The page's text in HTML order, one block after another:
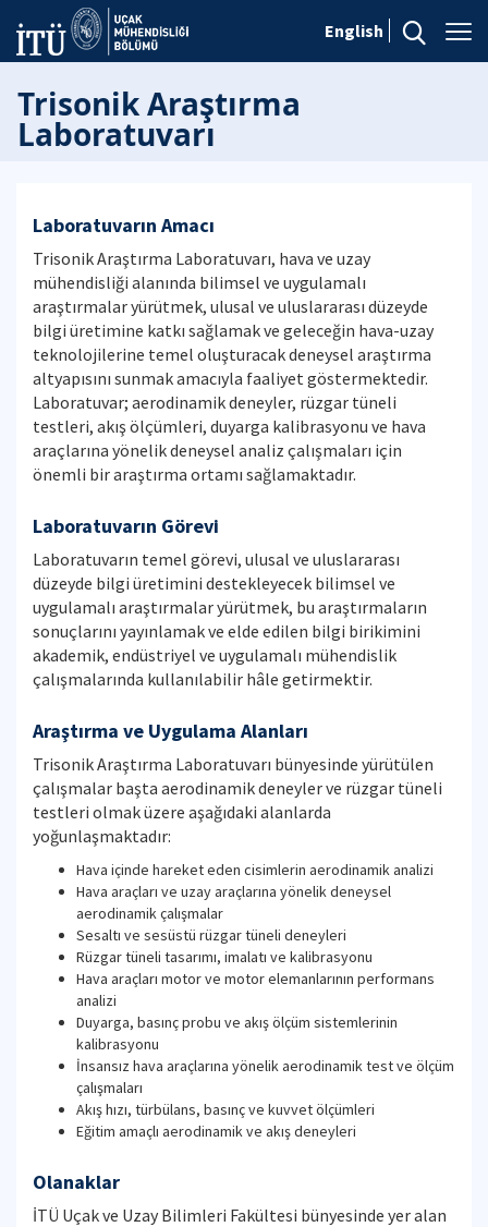
English
Trisonik Araştırma
Laboratuvarı
Laboratuvarın Amacı
Trisonik Araştırma Laboratuvarı, hava ve uzay
mühendisliği alanında bilimsel ve uygulamalı
araştırmalar yürütmek, ulusal ve uluslararası düzeyde
bilgi üretimine katkı sağlamak ve geleceğin hava-uzay
teknolojilerine temel oluşturacak deneysel araştırma
altyapısını sunmak amacıyla faaliyet göstermektedir.
Laboratuvar; aerodinamik deneyler, rüzgar tüneli
testleri, akış ölçümleri, duyarga kalibrasyonu ve hava
araçlarına yönelik deneysel analiz çalışmaları için
önemli bir araştırma ortamı sağlamaktadır.
Laboratuvarın Görevi
Laboratuvarın temel görevi, ulusal ve uluslararası
düzeyde bilgi üretimini destekleyecek bilimsel ve
uygulamalı araştırmalar yürütmek, bu araştırmaların
sonuçlarını yayınlamak ve elde edilen bilgi birikimini
akademik, endüstriyel ve uygulamalı mühendislik
çalışmalarında kullanılabilir hâle getirmektir.
Araştırma ve Uygulama Alanları
Trisonik Araştırma Laboratuvarı bünyesinde yürütülen
çalışmalar başta aerodinamik deneyler ve rüzgar tüneli
testleri olmak üzere aşağıdaki alanlarda
yoğunlaşmaktadır:
Hava içinde hareket eden cisimlerin aerodinamik analizi
Hava araçları ve uzay araçlarına yönelik deneysel
aerodinamik çalışmalar
Sesaltı ve sesüstü rüzgar tüneli deneyleri
Rüzgar tüneli tasarımı, imalatı ve kalibrasyonu
Hava araçları motor ve motor elemanlarının performans
analizi
Duyarga, basınç probu ve akış ölçüm sistemlerinin
kalibrasyonu
İnsansız hava araçlarına yönelik aerodinamik test ve ölçüm
çalışmaları
Akış hızı, türbülans, basınç ve kuvvet ölçümleri
Eğitim amaçlı aerodinamik ve akış deneyleri
Olanaklar
İTÜ Uçak ve Uzay Bilimleri Fakültesi bünyesinde yer alan